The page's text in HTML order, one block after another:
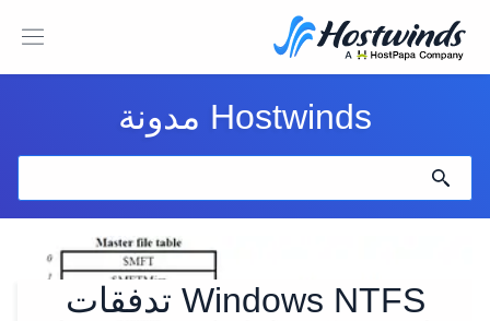
Hostwinds مدونة
Windows NTFS تدفقات